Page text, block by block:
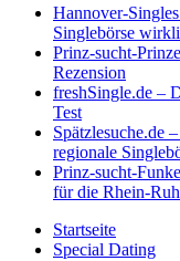
Hannover-
Singlebörse
Prinz-sucht-
Rezension
freshSingle.de –
Test
Spätzlesuche.de
regionale
Prinz-sucht-
für die Rhein-
Startseite
Special Dating